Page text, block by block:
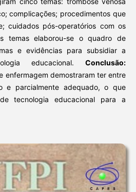
complicações; procedimentos que
cuidados pós-operatórios com os
temas elaborou-se o quadro de
e evidências para subsidiar a
educacional.Conclusão:
enfermagem demostraram ter entre
e parcialmente adequado, o que
tecnologia educacional para a